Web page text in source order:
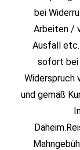
bei
Arbeiten /
Ausfall etc.
sofort bei
Widerspruch
und gemäß